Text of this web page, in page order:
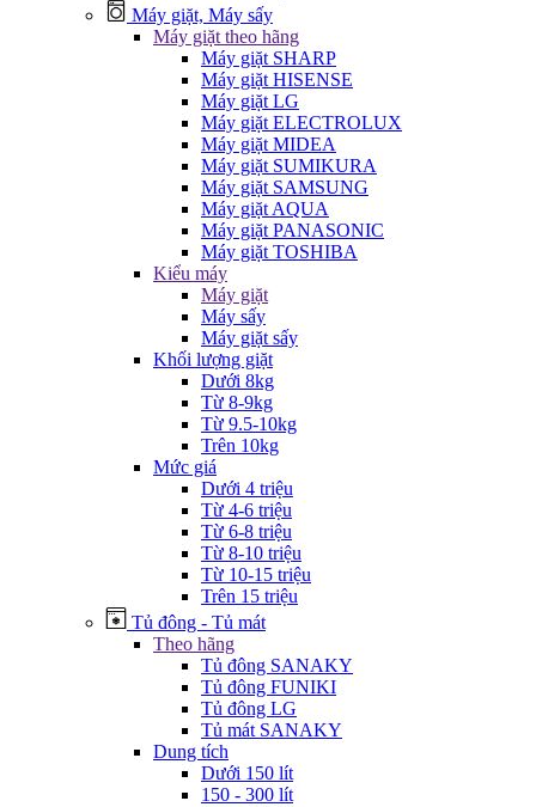
Máy giặt, Máy sấy
Máy giặt theo hãng
Máy giặt SHARP
Máy giặt HISENSE
Máy giặt LG
Máy giặt ELECTROLUX
Máy giặt MIDEA
Máy giặt SUMIKURA
Máy giặt SAMSUNG
Máy giặt AQUA
Máy giặt PANASONIC
Máy giặt TOSHIBA
Kiểu máy
Máy giặt
Máy sấy
Máy giặt sấy
Khối lượng giặt
Dưới 8kg
Từ 8-9kg
Từ 9.5-10kg
Trên 10kg
Mức giá
Dưới 4 triệu
Từ 4-6 triệu
Từ 6-8 triệu
Từ 8-10 triệu
Từ 10-15 triệu
Trên 15 triệu
Tủ đông - Tủ mát
Theo hãng
Tủ đông SANAKY
Tủ đông FUNIKI
Tủ đông LG
Tủ mát SANAKY
Dung tích
Dưới 150 lít
150 - 300 lít